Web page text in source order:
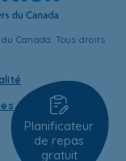
Canada. Tous droits
Planificateur
de repas
gratuit